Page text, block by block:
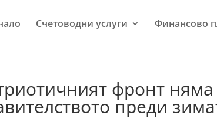
Счетоводни услуги Финансово
фронт
преди